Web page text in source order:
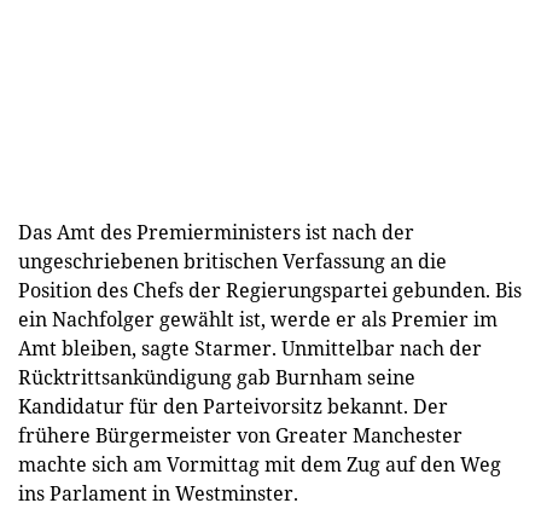
Das Amt des Premierministers ist nach der
ungeschriebenen britischen Verfassung an die
Position des Chefs der Regierungspartei gebunden. Bis
ein Nachfolger gewählt ist, werde er als Premier im
Amt bleiben, sagte Starmer. Unmittelbar nach der
Rücktrittsankündigung gab Burnham seine
Kandidatur für den Parteivorsitz bekannt. Der
frühere Bürgermeister von Greater Manchester
machte sich am Vormittag mit dem Zug auf den Weg
ins Parlament in Westminster.